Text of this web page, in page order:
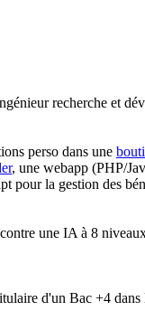
recherche et
perso dans une
, une webapp (PHP/
pour la gestion des
une IA à 8
d'un Bac +4